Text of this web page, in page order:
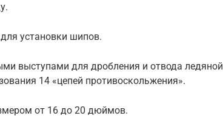
установки шипов.
выступами для дробления и отвода ледяной
14 «цепей противоскольжения».
от 16 до 20 дюймов.